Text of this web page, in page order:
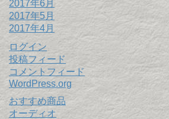
2017年6月
2017年5月
2017年4月
ログイン
投稿フィード
コメントフィード
WordPress.org
おすすめ商品
オーディオ